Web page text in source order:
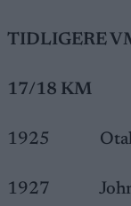
TIDLIGERE
17/18 KM
1925 Otakar
1927 John